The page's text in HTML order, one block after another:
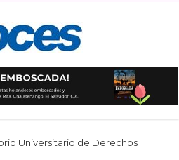
Universitario de Derechos